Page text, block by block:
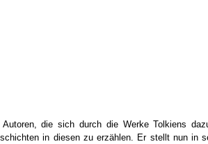
die sich durch die Werke Tolkiens
in diesen zu erzählen. Er stellt nun in